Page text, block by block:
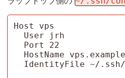
Host vps